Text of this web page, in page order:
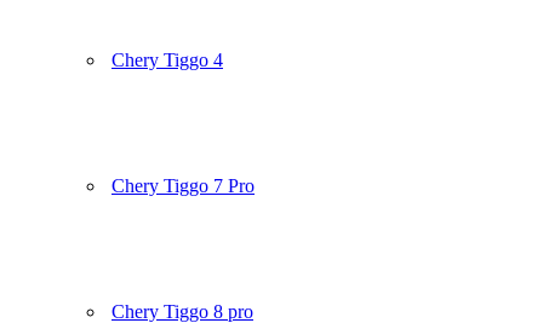
Chery Tiggo 4
Chery Tiggo 7 Pro
Chery Tiggo 8 pro